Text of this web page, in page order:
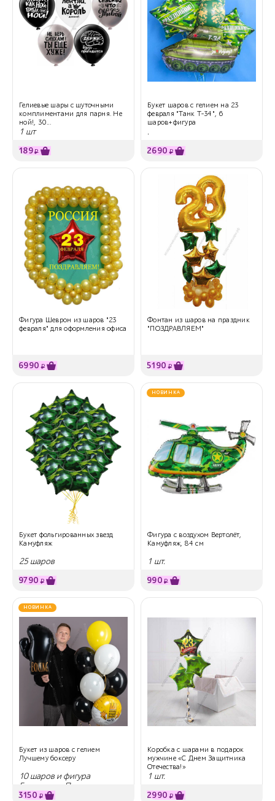
Гелиевые шары с шуточными
комплиментами для парня. Не
ной!, 30...
1 шт
189₽
Букет шаров с гелием на 23
февраля "Танк Т-34", 6
шаров+фигура
.
2690 ₽
Фигура Шеврон из шаров "23
февраля" для оформления офиса
6990 ₽
Фонтан из шаров на праздник
"ПОЗДРАВЛЯЕМ"
5190 ₽
Букет фольгированных звезд
Камуфляж
25 шаров
9790 ₽
НОВИНКА
Фигура с воздухом Вертолёт,
Камуфляж, 84 см
1 шт.
990 ₽
НОВИНКА
Букет из шаров с гелием
Лучшему боксеру
10 шаров и фигура
Боксерская Перчатка
3150 ₽
Коробка с шарами в подарок
мужчине «С Днем Защитника
Отечества!»
1 шт.
2990 ₽